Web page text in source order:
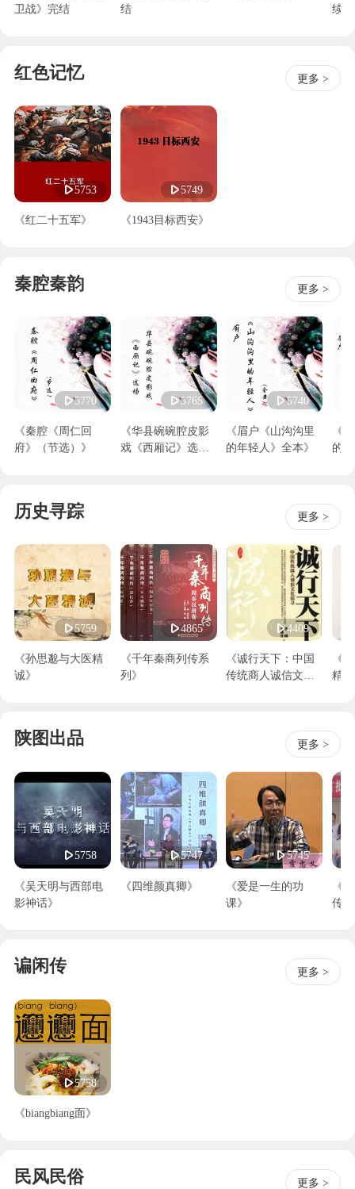
卫战》完结
结
续
红色记忆 更多 >
5753
《红二十五军》
5749
《1943目标西安》
秦腔秦韵 更多 >
5770
《秦腔《周仁回
府》（节选）》
5765
《华县碗碗腔皮影
戏《西厢记》选
5740
《眉户《山沟沟里
的年轻人》全本》
《
的
历史寻踪 更多 >
5759
《孙思邈与大医精
诚》
4865
《千年秦商列传系
列》
4409
《诚行天下：中国
传统商人诚信文化
《
精
陕图出品 更多 >
5758
《吴天明与西部电
影神话》
5747
《四维颜真卿》
5745
《爱是一生的功
课》
《
传
谝闲传 更多 >
5758
《biangbiang面》
民风民俗 更多 >